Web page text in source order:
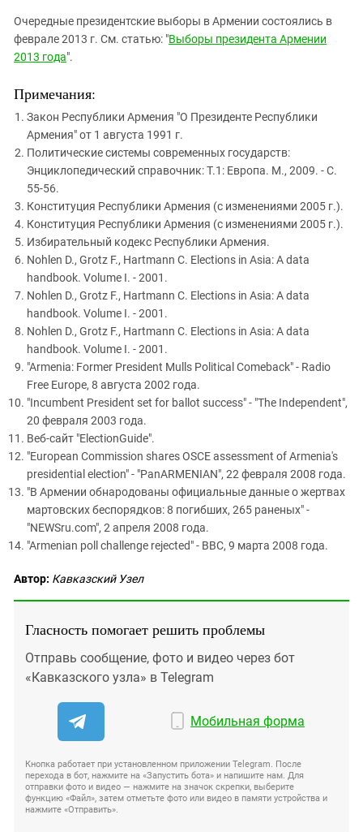
Очередные президентские выборы в Армении состоялись в
феврале 2013 г. См. статью: "Выборы президента Армении
2013 года".
Примечания:
Закон Республики Армения "О Президенте Республики
Армения" от 1 августа 1991 г.
Политические системы современных государств:
Энциклопедический справочник: Т.1: Европа. М., 2009. - С.
55-56.
Конституция Республики Армения (с изменениями 2005 г.).
Конституция Республики Армения (с изменениями 2005 г.).
Избирательный кодекс Республики Армения.
Nohlen D., Grotz F., Hartmann C. Elections in Asia: A data
handbook. Volume I. - 2001.
Nohlen D., Grotz F., Hartmann C. Elections in Asia: A data
handbook. Volume I. - 2001.
Nohlen D., Grotz F., Hartmann C. Elections in Asia: A data
handbook. Volume I. - 2001.
"Armenia: Former President Mulls Political Comeback" - Radio
Free Europe, 8 августа 2002 года.
"Incumbent President set for ballot success" - "The Independent",
20 февраля 2003 года.
Веб-сайт "ElectionGuide".
"European Commission shares OSCE assessment of Armenia's
presidential election" - "PanARMENIAN", 22 февраля 2008 года.
"В Армении обнародованы официальные данные о жертвах
мартовских беспорядков: 8 погибших, 265 раненых" -
"NEWSru.com", 2 апреля 2008 года.
"Armenian poll challenge rejected" - BBC, 9 марта 2008 года.
Автор: Кавказский Узел
Гласность помогает решить проблемы
Отправь сообщение, фото и видео через бот
«Кавказского узла» в Telegram
Мобильная форма
Кнопка работает при установленном приложении Telegram. После
перехода в бот, нажмите на «Запустить бота» и напишите нам. Для
отправки фото и видео — нажмите на значок скрепки, выберите
функцию «Файл», затем отметьте фото или видео в памяти устройства и
нажмите «Отправить».